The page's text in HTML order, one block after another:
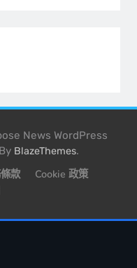
News WordPress
BlazeThemes.
款
Cookie 政策